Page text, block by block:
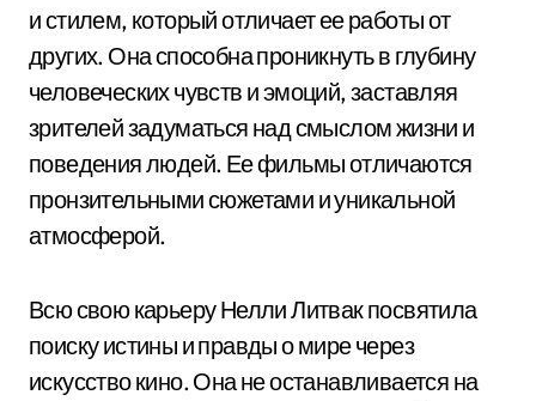
и стилем, который отличает ее работы от
других. Она способна проникнуть в глубину
человеческих чувств и эмоций, заставляя
зрителей задуматься над смыслом жизни и
поведения людей. Ее фильмы отличаются
пронзительными сюжетами и уникальной
атмосферой.
Всю свою карьеру Нелли Литвак посвятила
поиску истины и правды о мире через
искусство кино. Она не останавливается на